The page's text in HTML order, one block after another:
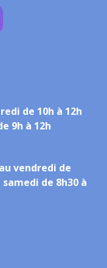
de 10h à 12h
9h à 12h
vendredi de
samedi de 8h30 à